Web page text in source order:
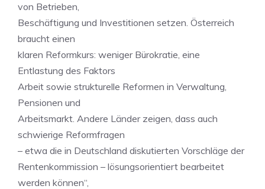
von Betrieben,
Beschäftigung und Investitionen setzen. Österreich
braucht einen
klaren Reformkurs: weniger Bürokratie, eine
Entlastung des Faktors
Arbeit sowie strukturelle Reformen in Verwaltung,
Pensionen und
Arbeitsmarkt. Andere Länder zeigen, dass auch
schwierige Reformfragen
– etwa die in Deutschland diskutierten Vorschläge der
Rentenkommission – lösungsorientiert bearbeitet
werden können“,